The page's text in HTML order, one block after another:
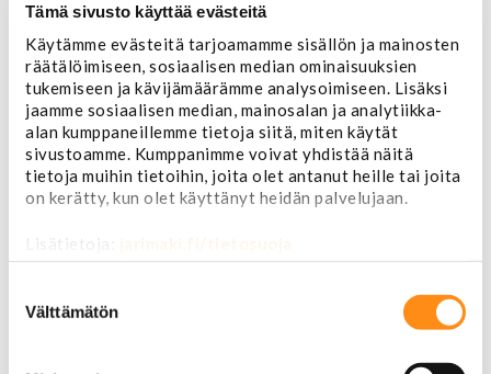
Tämä sivusto käyttää evästeitä
Käytämme evästeitä tarjoamamme sisällön ja mainosten
räätälöimiseen, sosiaalisen median ominaisuuksien
tukemiseen ja kävijämäärämme analysoimiseen. Lisäksi
jaamme sosiaalisen median, mainosalan ja analytiikka-
alan kumppaneillemme tietoja siitä, miten käytät
sivustoamme. Kumppanimme voivat yhdistää näitä
tietoja muihin tietoihin, joita olet antanut heille tai joita
on kerätty, kun olet käyttänyt heidän palvelujaan.
Lisätietoja: jarimaki.fi/tietosuoja
valinta
Välttämätön
Moottorit
Ilmastoinnin osat
Muut
Ohjainlaitteet
Startit ja startin osat
Starttimoottorit
Starttimoottorin osat
Sytytysosat
Sähköosat